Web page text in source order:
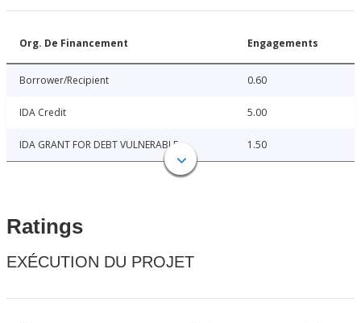
Org. De Financement Engagements
Borrower/Recipient 0.60
IDA Credit 5.00
IDA GRANT FOR DEBT VULNERABLE 1.50
Ratings
EXÉCUTION DU PROJET